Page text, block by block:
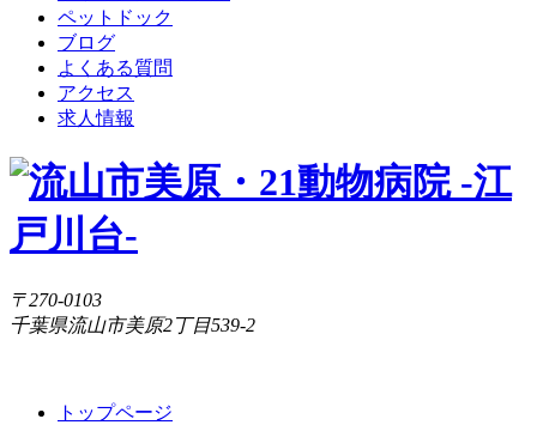
ペットドック
ブログ
よくある質問
アクセス
求人情報
〒270-0103
千葉県流山市美原2丁目539-2
トップページ